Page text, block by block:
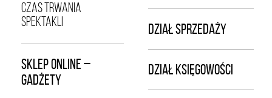
CZAS TRWANIA
SPEKTAKLI
SKLEP ONLINE –
GADŻETY
DZIAŁ SPRZEDAŻY
DZIAŁ KSIĘGOWOŚCI